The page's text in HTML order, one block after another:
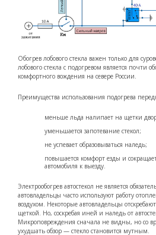
Обогрев лобового стекла важен только для
лобового стекла с подогревом является почти
комфортного вождения на севере России.
Преимущества использования подогрева
меньше льда налипает на щетки
уменьшается запотевание стекол;
не успевает образовываться наледь;
повышается комфорт езды и
автомобиля к выезду.
Электрообогрев автостекол не является
автовладельцы часто используют работу
воздухом. Некоторые автовладельцы
щеткой. Но, соскребая иней и наледь от
Микроповреждения сначала не видны, но со
ухудшать обзор — стекло становится мутным.